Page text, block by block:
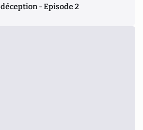
déception - Episode 2